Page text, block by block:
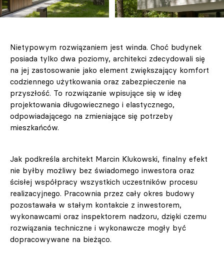
Nietypowym rozwiązaniem jest winda. Choć budynek
posiada tylko dwa poziomy, architekci zdecydowali się
na jej zastosowanie jako element zwiększający komfort
codziennego użytkowania oraz zabezpieczenie na
przyszłość. To rozwiązanie wpisujące się w ideę
projektowania długowiecznego i elastycznego,
odpowiadającego na zmieniające się potrzeby
mieszkańców.
Jak podkreśla architekt Marcin Klukowski, finalny efekt
nie byłby możliwy bez świadomego inwestora oraz
ścisłej współpracy wszystkich uczestników procesu
realizacyjnego. Pracownia przez cały okres budowy
pozostawała w stałym kontakcie z inwestorem,
wykonawcami oraz inspektorem nadzoru, dzięki czemu
rozwiązania techniczne i wykonawcze mogły być
dopracowywane na bieżąco.